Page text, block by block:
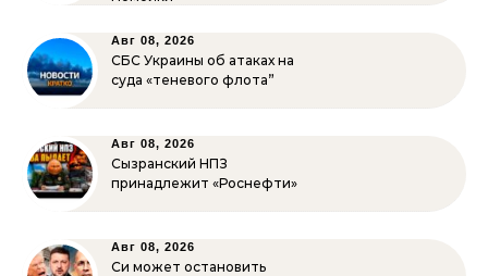
Авг 08, 2026
СБС Украины об атаках на
суда «теневого флота”
Авг 08, 2026
Сызранский НПЗ
принадлежит «Роснефти»
Авг 08, 2026
Си может остановить